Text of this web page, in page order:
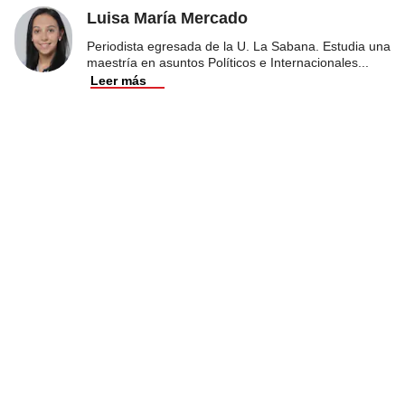
Luisa María Mercado
Periodista egresada de la U. La Sabana. Estudia una
maestría en asuntos Políticos e Internacionales
Leer más